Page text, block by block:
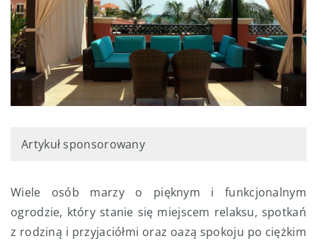
Artykuł sponsorowany
Wiele osób marzy o pięknym i funkcjonalnym
ogrodzie, który stanie się miejscem relaksu, spotkań
z rodziną i przyjaciółmi oraz oazą spokoju po ciężkim